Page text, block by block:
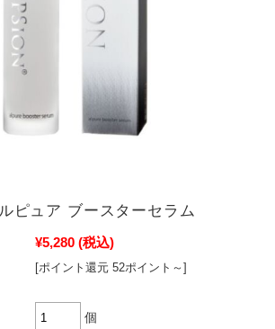
ピュア ブースターセラム
¥5,280 (税込)
[ポイント還元 52ポイント～]
個